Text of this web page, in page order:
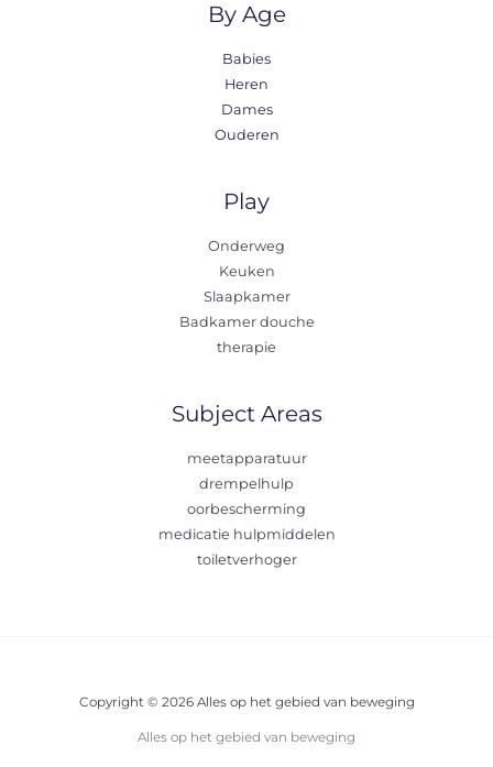
By Age
Babies
Heren
Dames
Ouderen
Play
Onderweg
Keuken
Slaapkamer
Badkamer douche
therapie
Subject Areas
meetapparatuur
drempelhulp
oorbescherming
medicatie hulpmiddelen
toiletverhoger
Copyright © 2026 Alles op het gebied van beweging
Alles op het gebied van beweging